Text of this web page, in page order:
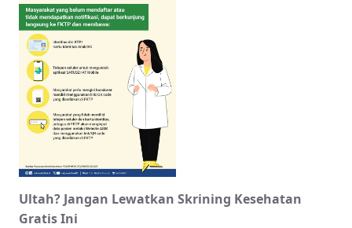
Ultah? Jangan Lewatkan Skrining Kesehatan
Gratis Ini